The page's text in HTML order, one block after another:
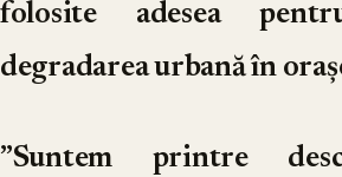
folosite adesea
degradarea urbană în
”Suntem printre